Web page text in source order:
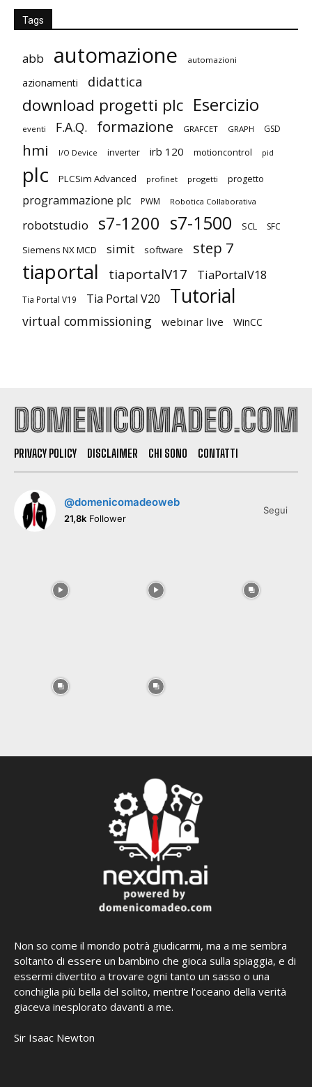
Tags
abb automazione automazioni
azionamenti didattica
download progetti plc Esercizio
eventi F.A.Q. formazione GRAFCET GRAPH GSD
hmi I/O Device inverter irb 120 motioncontrol pid
plc PLCSim Advanced profinet progetti progetto
programmazione plc PWM Robotica Collaborativa
robotstudio s7-1200 s7-1500 SCL SFC
Siemens NX MCD simit software step 7
tiaportal tiaportalV17 TiaPortalV18
Tia Portal V19 Tia Portal V20 Tutorial
virtual commissioning webinar live WinCC
PRIVACY POLICY DISCLAIMER CHI SONO CONTATTI
@domenicomadeoweb
21,8k Follower
Segui
Non so come il mondo potrà giudicarmi, ma a me sembra
soltanto di essere un bambino che gioca sulla spiaggia, e di
essermi divertito a trovare ogni tanto un sasso o una
conchiglia più bella del solito, mentre l’oceano della verità
giaceva inesplorato davanti a me.
Sir Isaac Newton